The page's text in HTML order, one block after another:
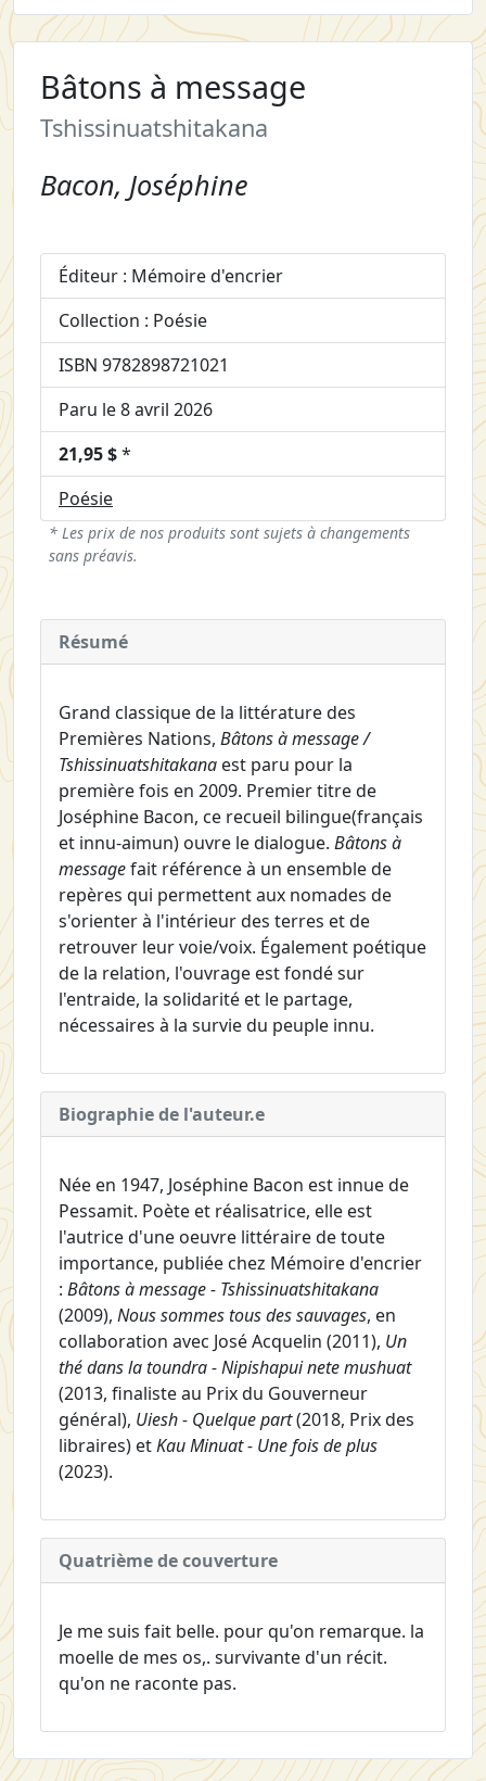
Bâtons à message
Tshissinuatshitakana
Bacon, Joséphine
Éditeur : Mémoire d'encrier
Collection : Poésie
ISBN 9782898721021
Paru le 8 avril 2026
21,95 $*
Poésie
* Les prix de nos produits sont sujets à changements
sans préavis.
Résumé
Grand classique de la littérature des
Premières Nations, Bâtons à message /
Tshissinuatshitakana est paru pour la
première fois en 2009. Premier titre de
Joséphine Bacon, ce recueil bilingue(français
et innu-aimun) ouvre le dialogue. Bâtons à
messagefait référence à un ensemble de
repères qui permettent aux nomades de
s'orienter à l'intérieur des terres et de
retrouver leur voie/voix. Également poétique
de la relation, l'ouvrage est fondé sur
l'entraide, la solidarité et le partage,
nécessaires à la survie du peuple innu.
Biographie de l'auteur.e
Née en 1947, Joséphine Bacon est innue de
Pessamit. Poète et réalisatrice, elle est
l'autrice d'une oeuvre littéraire de toute
importance, publiée chez Mémoire d'encrier
: Bâtons à message - Tshissinuatshitakana
(2009), Nous sommes tous des sauvages, en
collaboration avec José Acquelin (2011), Un
thé dans la toundra - Nipishapui nete mushuat
(2013, finaliste au Prix du Gouverneur
général), Uiesh - Quelque part(2018, Prix des
libraires) etKau Minuat - Une fois de plus
(2023).
Quatrième de couverture
Je me suis fait belle. pour qu'on remarque. la
moelle de mes os,. survivante d'un récit.
qu'on ne raconte pas.